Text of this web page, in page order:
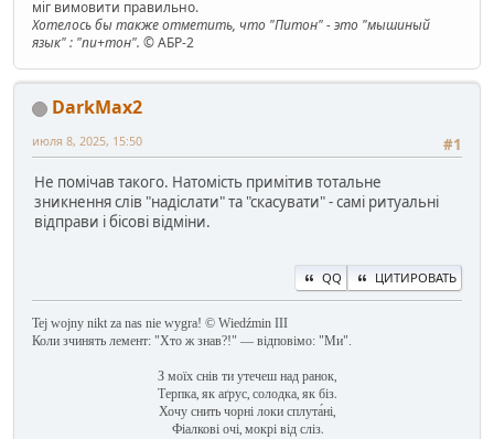
міг вимовити правильно.
Хотелось бы также отметить, что "Питон" - это "мышиный
язык" : "пи+тон". © АБР-2
DarkMax2
#1
июля 8, 2025, 15:50
Не помічав такого. Натомість примітив тотальне
зникнення слів "надіслати" та "скасувати" - самі ритуальні
відправи і бісові відміни.
QQ ЦИТИРОВАТЬ
Tej wojny nikt za nas nie wygra! © Wiedźmin III
Коли зчинять лемент: "Хто ж знав?!" — відповімо: "Ми".
З моїх снів ти утечеш над ранок,
Терпка, як аґрус, солодка, як біз.
Хочу снить чорні локи сплута́ні,
Фіалкові очі, мокрі від сліз.